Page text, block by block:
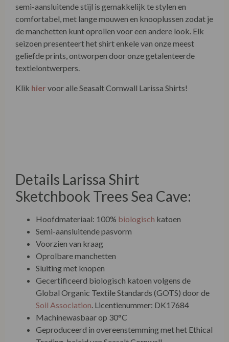
semi-aansluitende stijl is gemakkelijk te stylen en
comfortabel, met lange mouwen en knooplussen zodat je
de manchetten kunt oprollen voor een andere look. Elk
seizoen presenteert het shirt enkele van onze meest
geliefde prints, ontworpen door onze getalenteerde
textielontwerpers.
Klik hier voor alle Seasalt Cornwall Larissa Shirts!
Hoofdmateriaal: 100%biologisch
Semi-aansluitende pasvorm
Oprolbare manchetten
Sluiting met knopen
Gecertificeerd biologisch katoen volgens de
Global Organic Textile Standards (GOTS) door de
Soil Association. Licentienummer: DK17684
Machinewasbaar op 30°C
Geproduceerd in overeenstemming met het Ethical
Trading-beleid van Seasalt Cornwall
Materiaal en duurzaamheid: